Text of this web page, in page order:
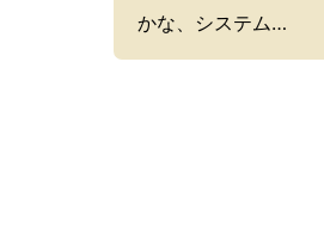
かな、システム…